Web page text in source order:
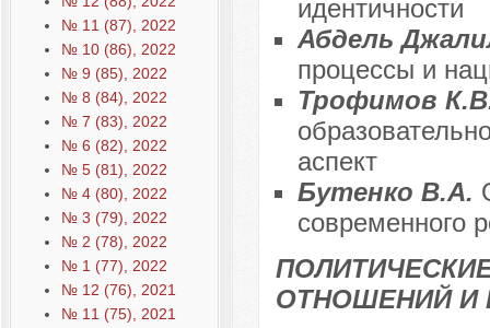
№ 11 (87), 2022
№ 10 (86), 2022
№ 9 (85), 2022
№ 8 (84), 2022
№ 7 (83), 2022
№ 6 (82), 2022
№ 5 (81), 2022
№ 4 (80), 2022
№ 3 (79), 2022
№ 2 (78), 2022
№ 1 (77), 2022
№ 12 (76), 2021
№ 11 (75), 2021
идентичности
Абдель
процессы и
Трофимов
аспект
Бутенко В.А.
современного
ОТНОШЕНИЙ И